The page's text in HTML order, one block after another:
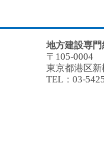
地方建設専
〒105-0004
東京都港区
TEL：03-